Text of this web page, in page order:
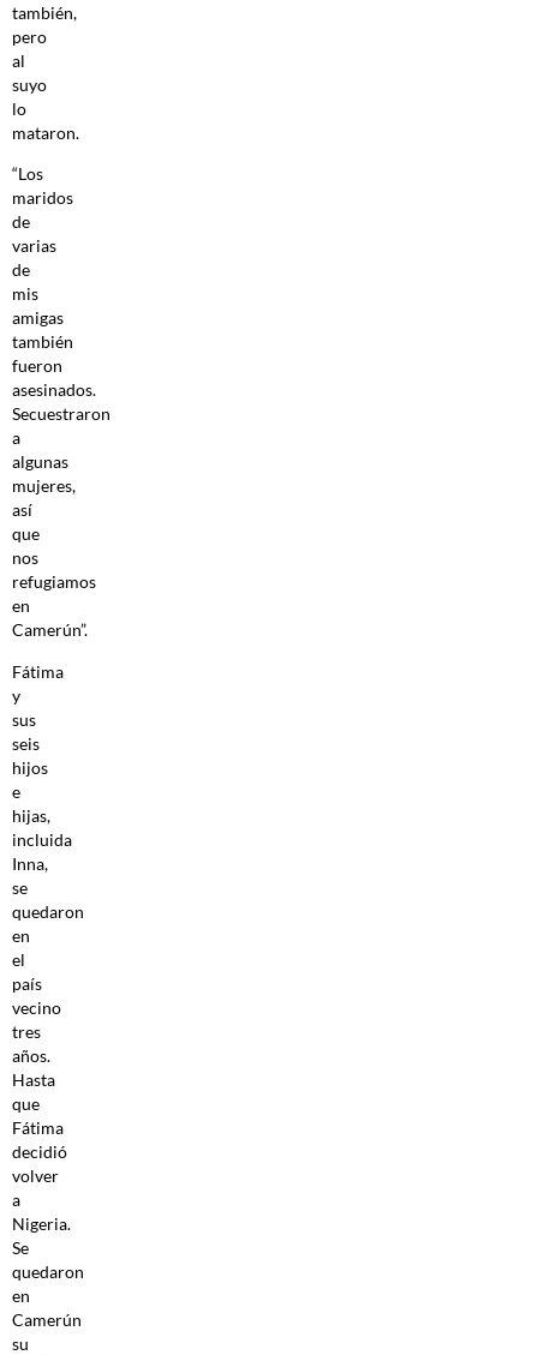
también,
pero
al
suyo
lo
mataron.
“Los
maridos
de
varias
de
mis
amigas
también
fueron
asesinados.
Secuestraron
a
algunas
mujeres,
así
que
nos
refugiamos
en
Camerún”.
Fátima
y
sus
seis
hijos
e
hijas,
incluida
Inna,
se
quedaron
en
el
país
vecino
tres
años.
Hasta
que
Fátima
decidió
volver
a
Nigeria.
Se
quedaron
en
Camerún
su